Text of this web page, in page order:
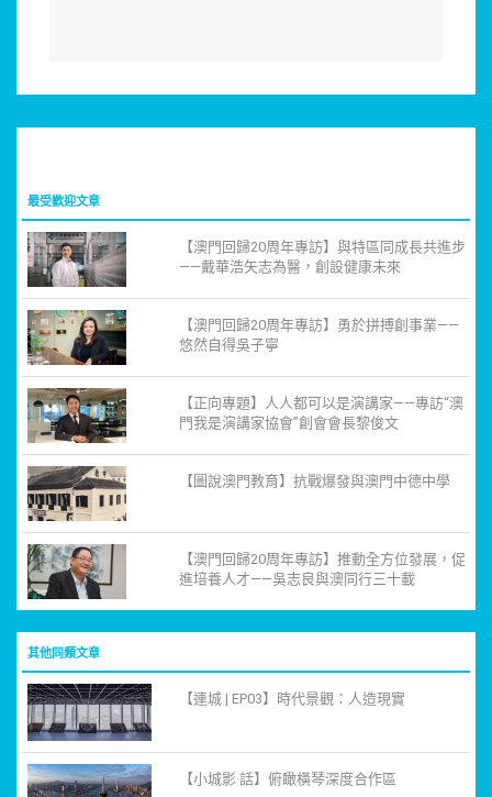
最受歡迎文章
【澳門回歸20周年專訪】與特區同成長共進步
——戴華浩矢志為醫，創設健康未來
【澳門回歸20周年專訪】勇於拼搏創事業——
悠然自得吳子寧
【正向專題】人人都可以是演講家——專訪“澳
門我是演講家協會”創會會長黎俊文
【圖說澳門教育】抗戰爆發與澳門中德中學
【澳門回歸20周年專訪】推動全方位發展，促
進培養人才——吳志良與澳同行三十載
其他同類文章
【連城 | EP03】時代景觀：人造現實
【小城影·話】俯瞰橫琴深度合作區